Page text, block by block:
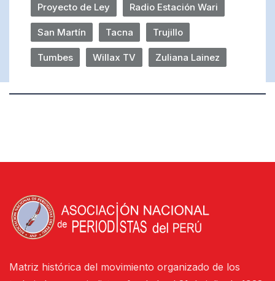
Proyecto de Ley Radio Estación Wari
San Martín Tacna Trujillo
Tumbes Willax TV Zuliana Lainez
Matriz histórica del movimiento organizado de los